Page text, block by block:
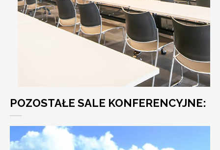
POZOSTAŁE SALE KONFERENCYJNE: